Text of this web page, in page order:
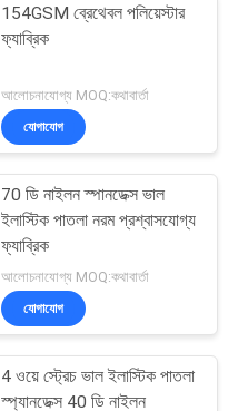
154GSM ব্রেথেবল পলিয়েস্টার
ফ্যাব্রিক
আলোচনাযোগ্য MOQ:কথাবার্তা
যোগাযোগ
70 ডি নাইলন স্পানডেক্স ভাল
ইলাস্টিক পাতলা নরম প্রশ্বাসযোগ্য
ফ্যাব্রিক
আলোচনাযোগ্য MOQ:কথাবার্তা
যোগাযোগ
4 ওয়ে স্ট্রেচ ভাল ইলাস্টিক পাতলা
স্প্যানডেক্স 40 ডি নাইলন